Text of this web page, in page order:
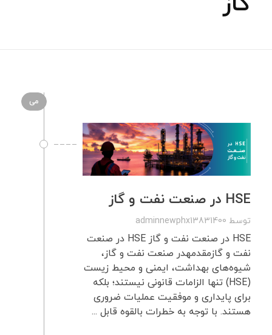
می
HSE در صنعت نفت و گاز
توسط adminnewphx13831400
HSE در صنعت نفت و گاز HSE در صنعت
نفت و گازمقدمهدر صنعت نفت و گاز،
شیوه‌های بهداشت، ایمنی و محیط زیست
(HSE) تنها الزامات قانونی نیستند؛ بلکه
برای پایداری و موفقیت عملیات ضروری
هستند. با توجه به خطرات بالقوه قابل ...